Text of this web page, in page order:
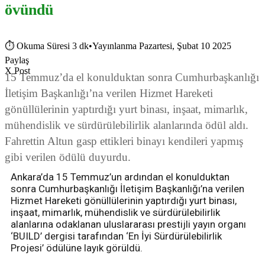
övündü
⏱ Okuma Süresi 3 dk•Yayınlanma Pazartesi, Şubat 10 2025
Paylaş
X Post
15 Temmuz’da el konulduktan sonra Cumhurbaşkanlığı
İletişim Başkanlığı’na verilen Hizmet Hareketi
gönüllülerinin yaptırdığı yurt binası, inşaat, mimarlık,
mühendislik ve sürdürülebilirlik alanlarında ödül aldı.
Fahrettin Altun gasp ettikleri binayı kendileri yapmış
gibi verilen ödülü duyurdu.
Ankara’da 15 Temmuz’un ardından el konulduktan
sonra Cumhurbaşkanlığı İletişim Başkanlığı’na verilen
Hizmet Hareketi gönüllülerinin yaptırdığı yurt binası,
inşaat, mimarlık, mühendislik ve sürdürülebilirlik
alanlarına odaklanan uluslararası prestijli yayın organı
‘BUILD’ dergisi tarafından ‘En İyi Sürdürülebilirlik
Projesi’ ödülüne layık görüldü.